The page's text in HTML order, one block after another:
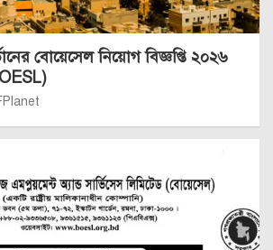
বোয়েসেল নিয়োগ বিজ্ঞপ্তি ২০২৬